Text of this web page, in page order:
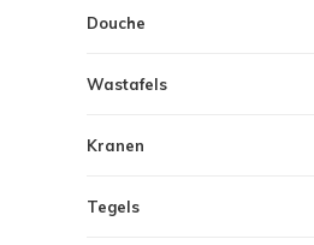
Douche
Wastafels
Kranen
Tegels